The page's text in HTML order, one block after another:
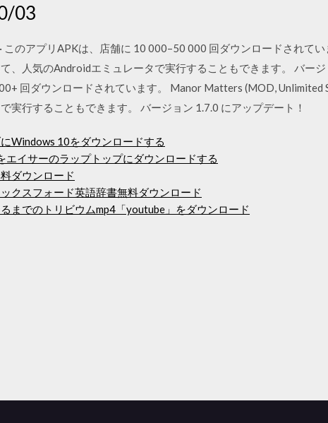
03
このアプリAPKは、店舗に 10 000–50 000 回ダウンロードされて
、人気のAndroidエミュレータで実行することもできます。 バー
回ダウンロードされています。 Manor Matters (MOD,
実行することもできます。 バージョン 1.7.0 にアップデート！
Windows 10をダウンロードする
エイサーのラップトップにダウンロードする
ダウンロード
クスフォード英語辞書無料ダウンロード
までのトリビウムmp4「youtube」をダウンロード